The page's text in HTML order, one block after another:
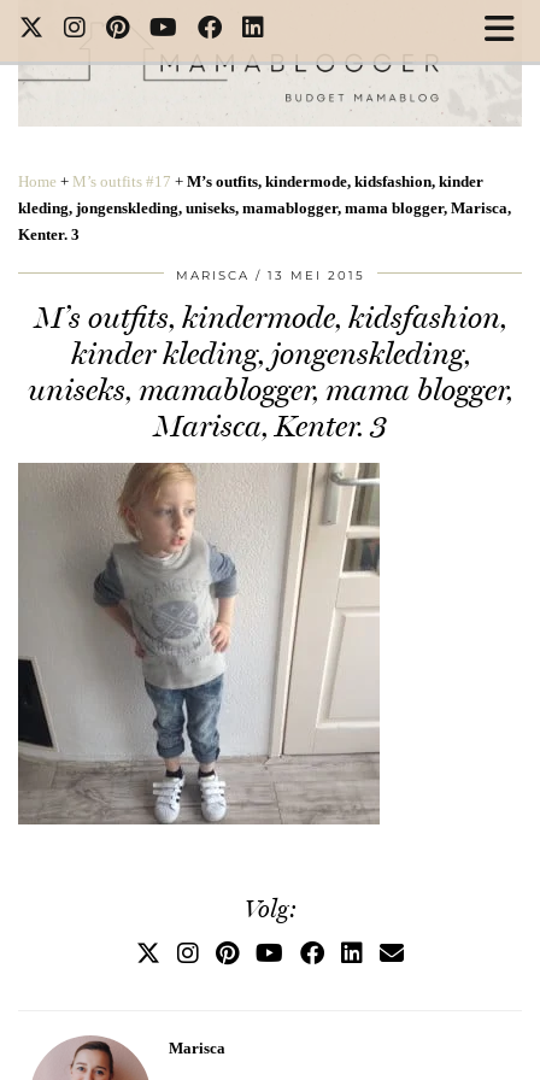
Home + M’s outfits #17 + M’s outfits, kindermode, kidsfashion, kinder
kleding, jongenskleding, uniseks, mamablogger, mama blogger, Marisca,
Kenter. 3
MARISCA 13 MEI 2015
M’s outfits, kindermode, kidsfashion,
kinder kleding, jongenskleding,
uniseks, mamablogger, mama blogger,
Marisca, Kenter. 3
Volg:
Marisca